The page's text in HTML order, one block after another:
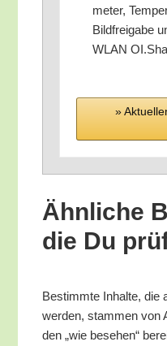
me­ter,
Bild­frei­ga­be
WLAN
»
Ähn­li­che
die Du
Bestimm­te Inhal­te, die
wer­den, stam­men von
den „wie bese­hen“